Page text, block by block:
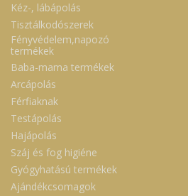
Kéz-, lábápolás
Tisztálkodószerek
Fényvédelem,napozó
termékek
Baba-mama termékek
Arcápolás
Férfiaknak
Testápolás
Hajápolás
Száj és fog higiéne
Gyógyhatású termékek
Ajándékcsomagok